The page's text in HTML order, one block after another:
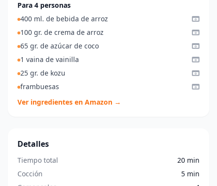
Para 4 personas
400 ml. de bebida de arroz
100 gr. de crema de arroz
65 gr. de azúcar de coco
1 vaina de vainilla
25 gr. de kozu
frambuesas
Ver ingredientes en Amazon →
Detalles
Tiempo total
20 min
Cocción
5 min